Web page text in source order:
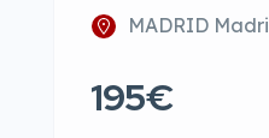
MADRID
195€